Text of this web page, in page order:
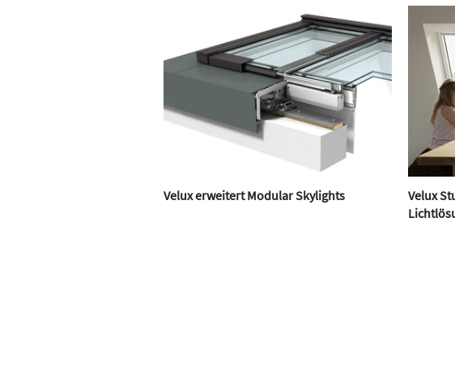
Velux erweitert Modular Skylights
Velux